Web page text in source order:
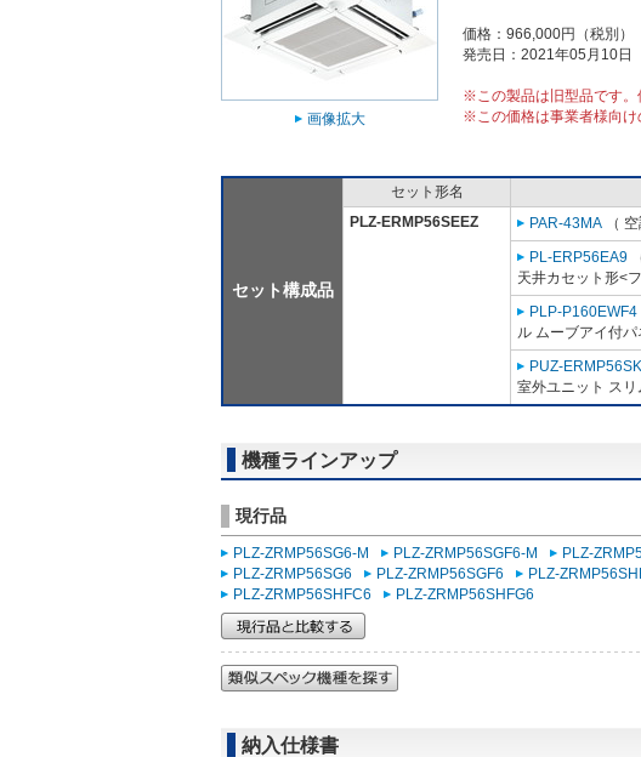
画像拡大
価格：966,000円（税別）
発売日：2021年05月10日
※この製品は旧型品です。
※この価格は事業者様向け
セット構成品
セット形名
PLZ-ERMP56SEEZ
PAR-43MA （
PL-ERP56EA9
天井カセット形<
PLP-P160EWF4
ル ムーブアイ付パ
PUZ-
室外ユニット スリ
機種ラインアップ
現行品
PLZ-ZRMP56SG6-M PLZ-ZRMP56SGF6-M PLZ-
PLZ-ZRMP56SG6
PLZ-ZRMP56SGF6 PLZ-
PLZ-ZRMP56SHFC6
PLZ-ZRMP56SHFG6
納入仕様書